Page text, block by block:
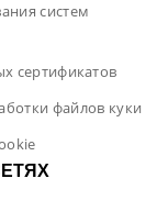
систем
сертификатов
файлов куки